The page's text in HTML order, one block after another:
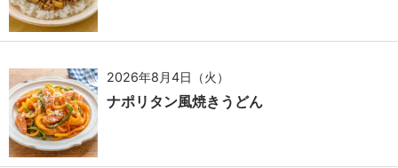
2026年8月4日（火）
ナポリタン風焼きうどん